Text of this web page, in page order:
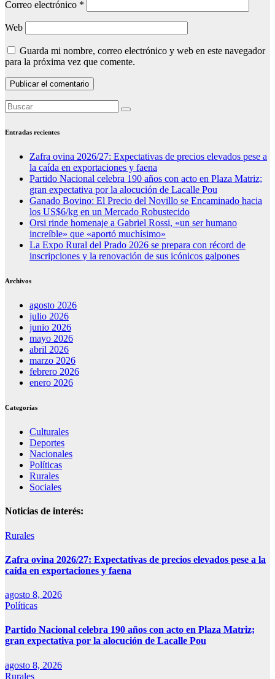
Correo electrónico *
Web
Guarda mi nombre, correo electrónico y web en este navegador
para la próxima vez que comente.
Entradas recientes
Zafra ovina 2026/27: Expectativas de precios elevados pese a
la caída en exportaciones y faena
Partido Nacional celebra 190 años con acto en Plaza Matriz;
gran expectativa por la alocución de Lacalle Pou
Ganado Bovino: El Precio del Novillo se Encaminado hacia
los US$6/kg en un Mercado Robustecido
Orsi rinde homenaje a Gabriel Rossi, «un ser humano
increíble» que «aportó muchísimo»
La Expo Rural del Prado 2026 se prepara con récord de
inscripciones y la renovación de sus icónicos galpones
Archivos
agosto 2026
julio 2026
junio 2026
mayo 2026
abril 2026
marzo 2026
febrero 2026
enero 2026
Categorías
Culturales
Deportes
Nacionales
Políticas
Rurales
Sociales
Noticias de interés:
Rurales
Zafra ovina 2026/27: Expectativas de precios elevados pese a la
caída en exportaciones y faena
agosto 8, 2026
Políticas
Partido Nacional celebra 190 años con acto en Plaza Matriz;
gran expectativa por la alocución de Lacalle Pou
agosto 8, 2026
Rurales